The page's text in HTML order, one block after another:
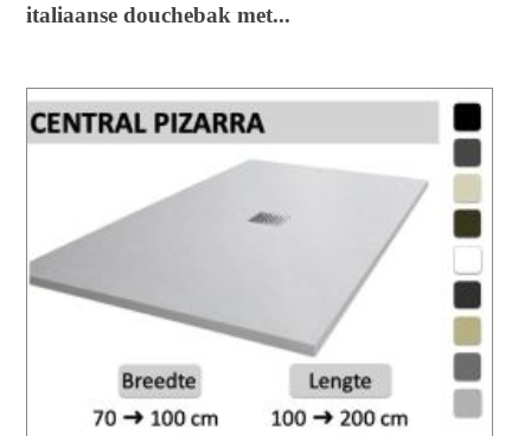
italiaanse douchebak met...